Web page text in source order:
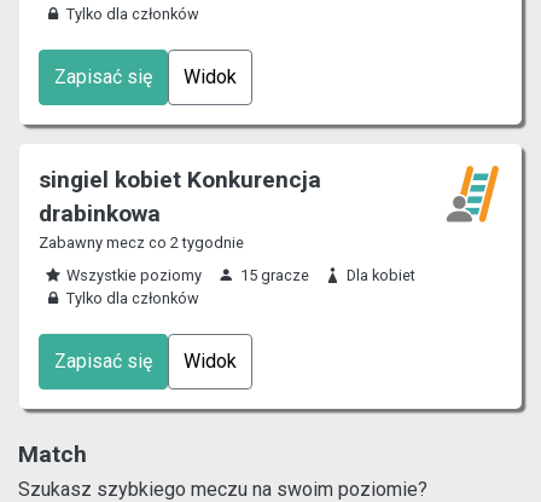
Tylko dla członków
Zapisać się Widok
singiel kobiet Konkurencja
drabinkowa
Zabawny mecz co 2 tygodnie
Wszystkie poziomy
15 gracze
Dla kobiet
Tylko dla członków
Zapisać się Widok
Match
Szukasz szybkiego meczu na swoim poziomie?